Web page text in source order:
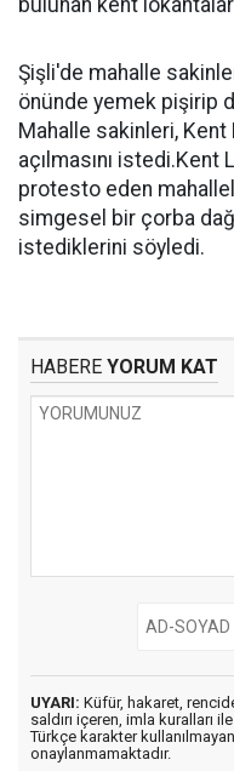
bulunan kent
Şişli'de mahalle
önünde yemek pişirip
Mahalle sakinleri, Kent
açılmasını istedi.Kent
protesto eden
simgesel bir çorba
istediklerini söyledi.
HABERE YORUM KAT
UYARI: Küfür, hakaret,
saldırı içeren, imla kuralları
Türkçe karakter
onaylanmamaktadır.